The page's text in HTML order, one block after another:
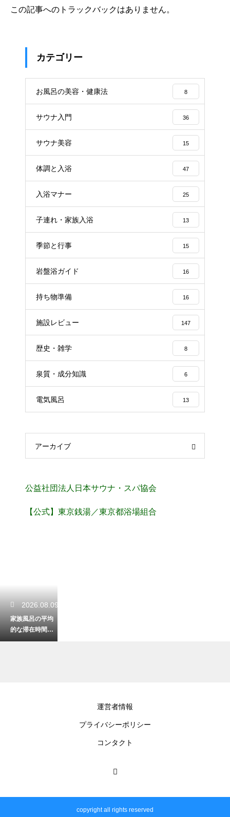
この記事へのトラックバックはありません。
カテゴリー
お風呂の美容・健康法 8
サウナ入門 36
サウナ美容 15
体調と入浴 47
入浴マナー 25
子連れ・家族入浴 13
季節と行事 15
岩盤浴ガイド 16
持ち物準備 16
施設レビュー 147
歴史・雑学 8
泉質・成分知識 6
電気風呂 13
アーカイブ
公益社団法人日本サウナ・スパ協会
【公式】東京銭湯／東京都浴場組合
2026.08.09
家族風呂の平均
的な滞在時間と
は？子供連れで
運営者情報
プライバシーポリシー
コンタクト
copyright all rights reserved